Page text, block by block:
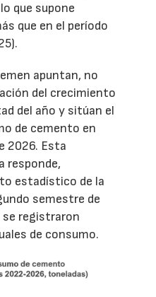
que supone
que en el período
apuntan, no
del crecimiento
del año y sitúan el
de cemento en
2026. Esta
responde,
estadístico de la
semestre de
se registraron
de consumo.